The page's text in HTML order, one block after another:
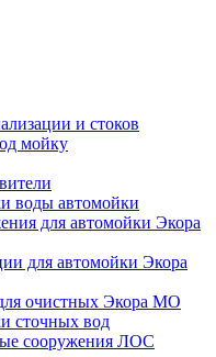
и стоков
мойку
воды автомойки
для автомойки Экора
для автомойки Экора
очистных Экора МО
сточных вод
сооружения ЛОС